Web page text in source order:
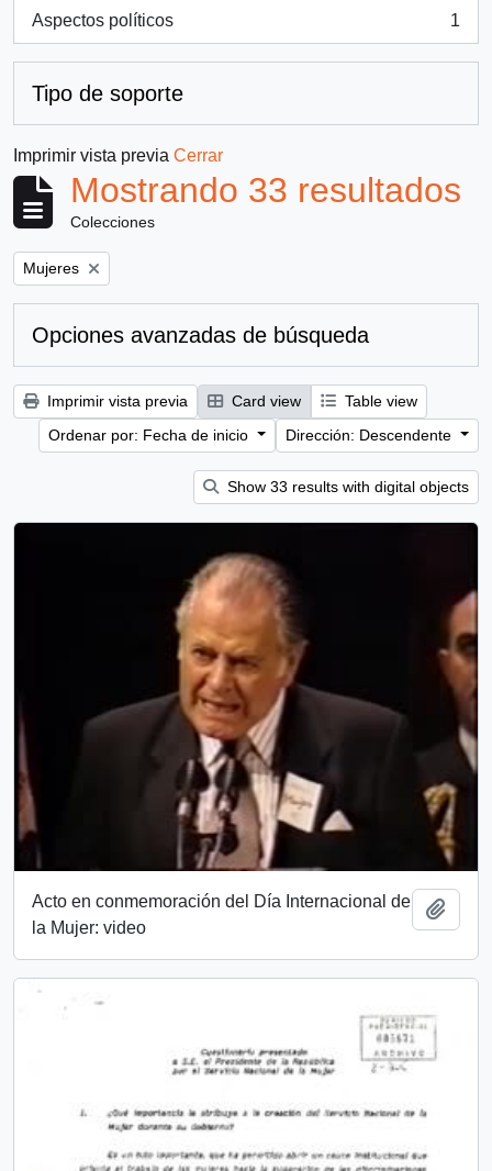
Aspectos políticos
, 1 resultados
1
Tipo de soporte
Imprimir vista previa Cerrar
Mostrando 33 resultados
Colecciones
Remove filter:
Mujeres
Opciones avanzadas de búsqueda
Imprimir vista previa Card view
Table view
Ordenar por: Fecha de inicio
Dirección: Descendente
Show 33 results with digital objects
Acto en conmemoración del Día Internacional de
la Mujer: video